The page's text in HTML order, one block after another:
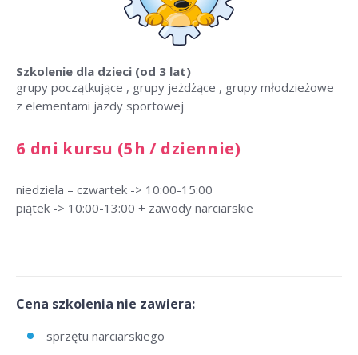
Szkolenie dla dzieci (od 3 lat)
grupy początkujące , grupy jeżdżące , grupy młodzieżowe
z elementami jazdy sportowej
6 dni kursu (5h / dziennie)
niedziela – czwartek -> 10:00-15:00
piątek -> 10:00-13:00 + zawody narciarskie
Cena szkolenia nie zawiera:
sprzętu narciarskiego